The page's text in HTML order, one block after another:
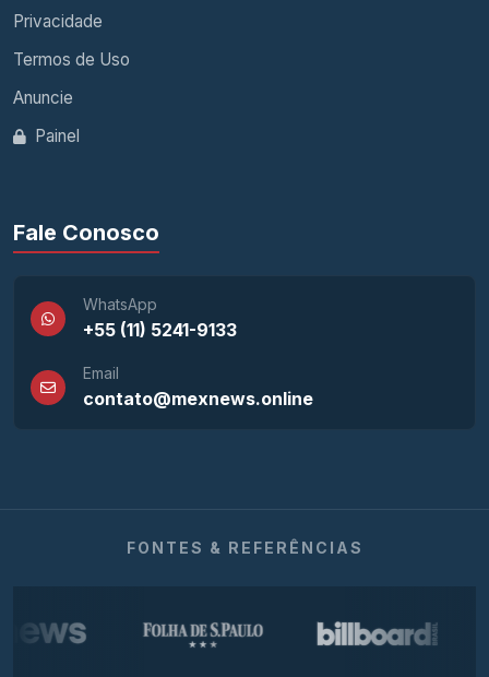
Privacidade
Termos de Uso
Anuncie
Painel
Fale Conosco
WhatsApp
+55 (11) 5241-9133
Email
contato@mexnews.online
FONTES & REFERÊNCIAS